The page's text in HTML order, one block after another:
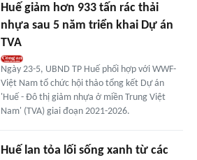
Huế giảm hơn 933 tấn rác thải
nhựa sau 5 năm triển khai Dự án
TVA
Ngày 23-5, UBND TP Huế phối hợp với WWF-
Việt Nam tổ chức hội thảo tổng kết Dự án
'Huế - Đô thị giảm nhựa ở miền Trung Việt
Nam' (TVA) giai đoạn 2021-2026.
Huế lan tỏa lối sống xanh từ các